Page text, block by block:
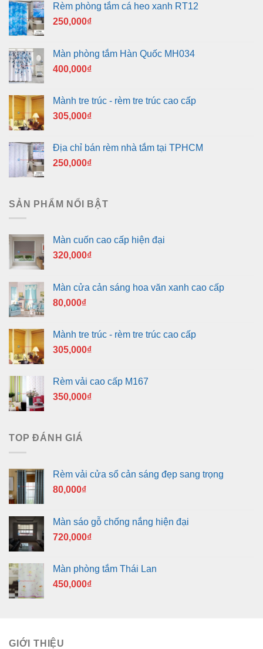
Rèm phòng tắm cá heo xanh RT12
250,000₫
Màn phòng tắm Hàn Quốc MH034
400,000₫
Mành tre trúc - rèm tre trúc cao cấp
305,000₫
Địa chỉ bán rèm nhà tắm tại TPHCM
250,000₫
SẢN PHẨM NỔI BẬT
Màn cuốn cao cấp hiện đại
320,000₫
Màn cửa cản sáng hoa văn xanh cao cấp
80,000₫
Mành tre trúc - rèm tre trúc cao cấp
305,000₫
Rèm vải cao cấp M167
350,000₫
TOP ĐÁNH GIÁ
Rèm vải cửa sổ cản sáng đẹp sang trọng
80,000₫
Màn sáo gỗ chống nắng hiện đại
720,000₫
Màn phòng tắm Thái Lan
450,000₫
GIỚI THIỆU